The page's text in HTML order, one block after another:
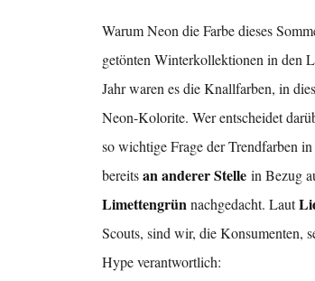
Warum Neon die Farbe dieses
getönten Winterkollektionen in den
Jahr waren es die Knallfarben, in
Neon-Kolorite. Wer entscheidet
so wichtige Frage der Trendfarben
bereitsan anderer Stelle in Bezug
Limettengrünnachgedacht. Laut
Scouts, sind wir, die Konsumenten,
Hype verantwortlich: